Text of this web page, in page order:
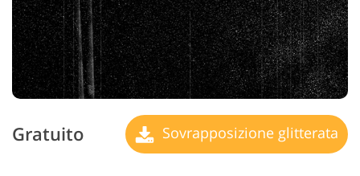
Gratuito Sovrapposizione glitterata